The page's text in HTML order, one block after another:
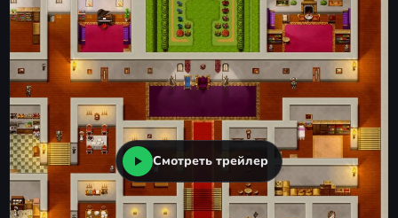
Смотреть трейлер